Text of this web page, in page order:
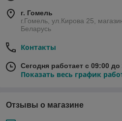
г. Гомель
г.Гомель, ул.Кирова 25,
Беларусь
Контакты
Сегодня работает с 09:00 до
Показать весь график
Отзывы о магазине